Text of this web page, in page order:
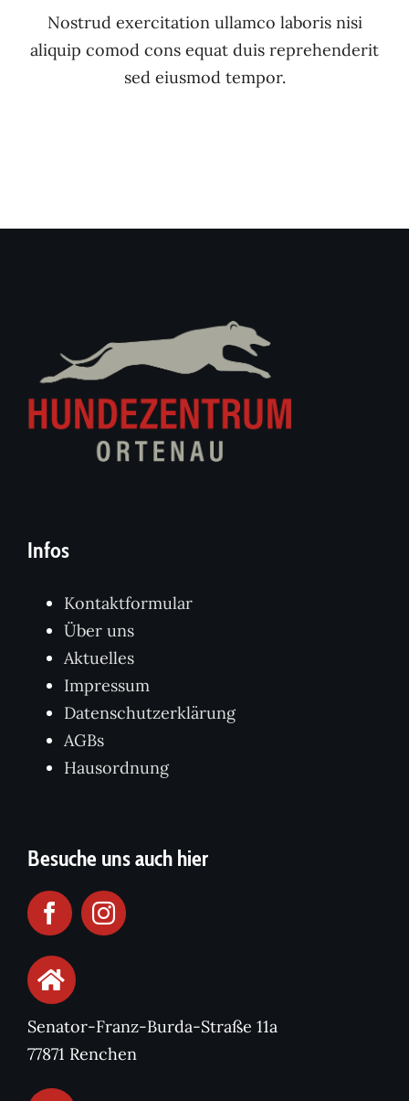
Nostrud exercitation ullamco laboris nisi
aliquip comod cons equat duis reprehenderit
sed eiusmod tempor.
Infos
Kontaktformular
Über uns
Aktuelles
Impressum
Datenschutzerklärung
AGBs
Hausordnung
Besuche uns auch hier
Senator-Franz-Burda-Straße 11a
77871 Renchen